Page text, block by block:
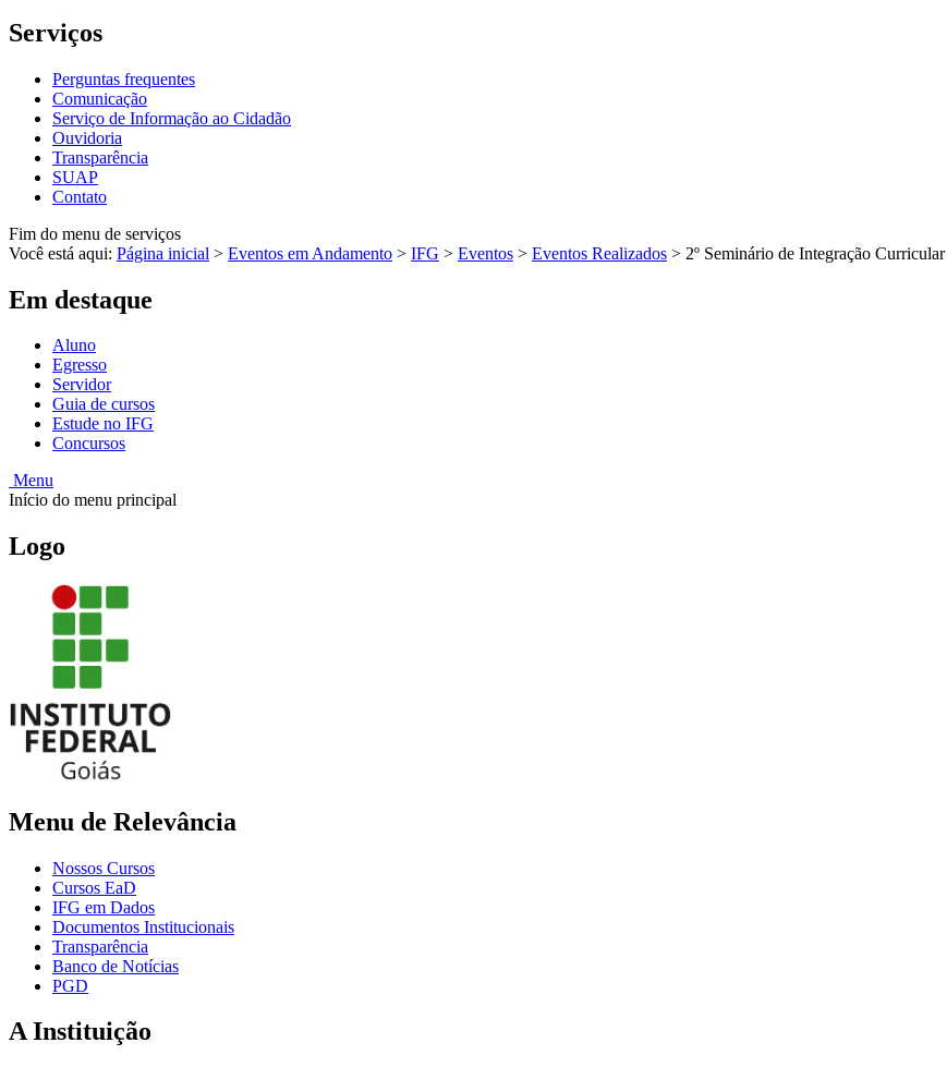
Serviços
Perguntas frequentes
Comunicação
Serviço de Informação ao Cidadão
Ouvidoria
Transparência
SUAP
Contato
Fim do menu de serviços
Você está aqui: Página inicial > Eventos em Andamento > IFG > Eventos > Eventos Realizados > 2º Seminário de Integração Curricular
Em destaque
Aluno
Egresso
Servidor
Guia de cursos
Estude no IFG
Concursos
Menu
Início do menu principal
Logo
Menu de Relevância
Nossos Cursos
Cursos EaD
IFG em Dados
Documentos Institucionais
Transparência
Banco de Notícias
PGD
A Instituição